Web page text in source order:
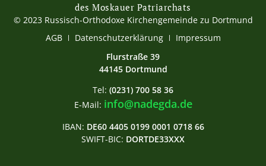
des Moskauer Patriarchats
© 2023 Russisch-Orthodoxe Kirchengemeinde zu Dortmund
AGB
Datenschutzerklärung
Impressum
Flurstraße 39
44145 Dortmund
Tel: (0231) 700 58 36
E-Mail: info@nadegda.de
IBAN: DE60 4405 0199 0001 0718 66
SWIFT-BIC: DORTDE33XXX